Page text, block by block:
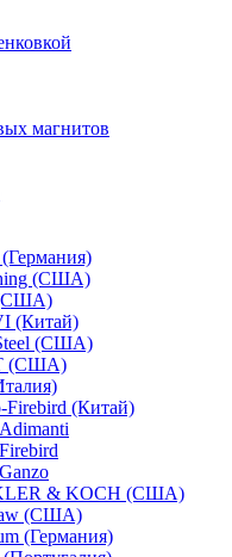
магнитов
(США)
(Китай)
(США)
(США)
(Китай)
& KOCH (США)
(США)
(Германия)